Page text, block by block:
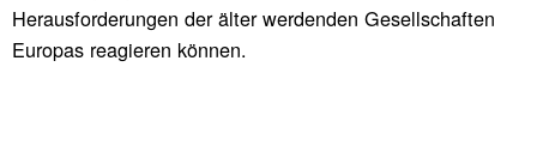
Herausforderungen der älter werdenden Gesellschaften
Europas reagieren können.